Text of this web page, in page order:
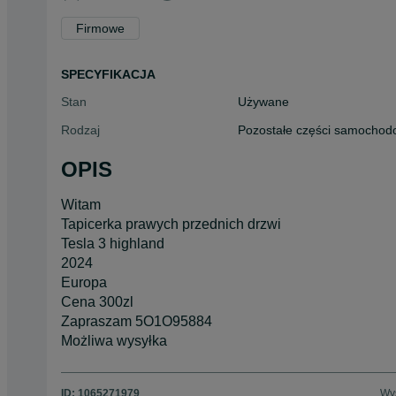
Firmowe
SPECYFIKACJA
Stan
Używane
Rodzaj
Pozostałe części
OPIS
Witam
Tapicerka prawych przednich drzwi
Tesla 3 highland
2024
Europa
Cena 300zl
Zapraszam 5O1O95884
Możliwa wysyłka
ID: 1065271979